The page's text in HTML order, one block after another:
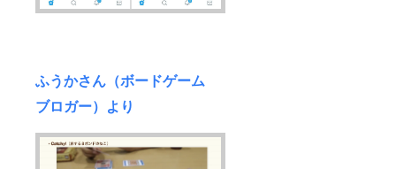
ふうかさん（ボードゲーム
ブロガー）より